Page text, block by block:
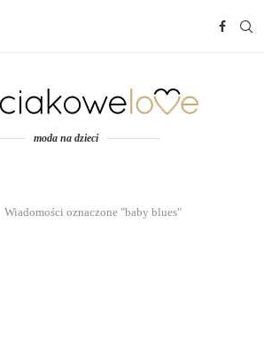
moda na dzieci
Wiadomości oznaczone "baby blues"